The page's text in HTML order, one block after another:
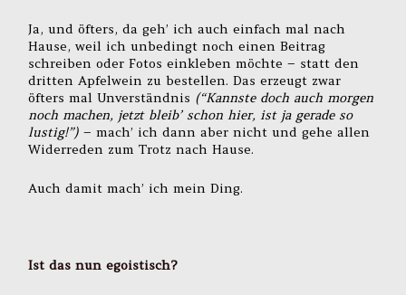
Ja, und öfters, da geh’ ich auch einfach mal nach
Hause, weil ich unbedingt noch einen Beitrag
schreiben oder Fotos einkleben möchte – statt den
dritten Apfelwein zu bestellen. Das erzeugt zwar
öfters mal Unverständnis (“Kannste doch auch morgen
noch machen, jetzt bleib’ schon hier, ist ja gerade so
lustig!”) – mach’ ich dann aber nicht und gehe allen
Widerreden zum Trotz nach Hause.
Auch damit mach’ ich mein Ding.
Ist das nun egoistisch?